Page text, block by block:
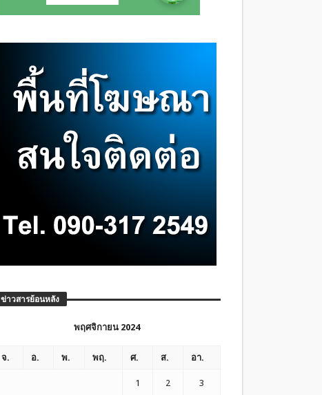
ข่าวสารย้อนหลัง
พฤศจิกายน 2024
จ. อ. พ. พฤ. ศ. ส. อา.
1 2 3